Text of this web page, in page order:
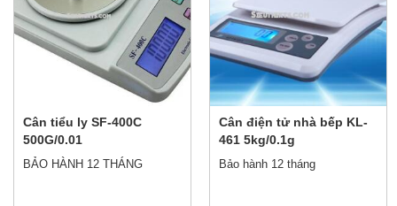
Cân tiểu ly SF-400C
500G/0.01
BẢO HÀNH 12 THÁNG
Cân điện tử nhà bếp KL-
461 5kg/0.1g
Bảo hành 12 tháng